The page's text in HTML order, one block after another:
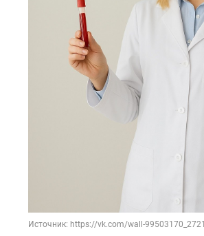
Источник: https://vk.com/wall-99503170_2721